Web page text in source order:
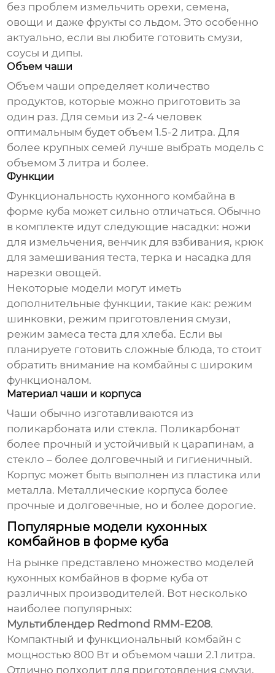
без проблем измельчить орехи, семена,
овощи и даже фрукты со льдом. Это особенно
актуально, если вы любите готовить смузи,
соусы и дипы.
Объем чаши
Объем чаши определяет количество
продуктов, которые можно приготовить за
один раз. Для семьи из 2-4 человек
оптимальным будет объем 1.5-2 литра. Для
более крупных семей лучше выбрать модель с
объемом 3 литра и более.
Функции
Функциональность кухонного комбайна в
форме куба может сильно отличаться. Обычно
в комплекте идут следующие насадки: ножи
для измельчения, венчик для взбивания, крюк
для замешивания теста, терка и насадка для
нарезки овощей.
Некоторые модели могут иметь
дополнительные функции, такие как: режим
шинковки, режим приготовления смузи,
режим замеса теста для хлеба. Если вы
планируете готовить сложные блюда, то стоит
обратить внимание на комбайны с широким
функционалом.
Материал чаши и корпуса
Чаши обычно изготавливаются из
поликарбоната или стекла. Поликарбонат
более прочный и устойчивый к царапинам, а
стекло – более долговечный и гигиеничный.
Корпус может быть выполнен из пластика или
металла. Металлические корпуса более
прочные и долговечные, но и более дорогие.
Популярные модели кухонных
комбайнов в форме куба
На рынке представлено множество моделей
кухонных комбайнов в форме куба от
различных производителей. Вот несколько
наиболее популярных:
Мультиблендер Redmond RMM-E208.
Компактный и функциональный комбайн с
мощностью 800 Вт и объемом чаши 2.1 литра.
Отлично подходит для приготовления смузи,